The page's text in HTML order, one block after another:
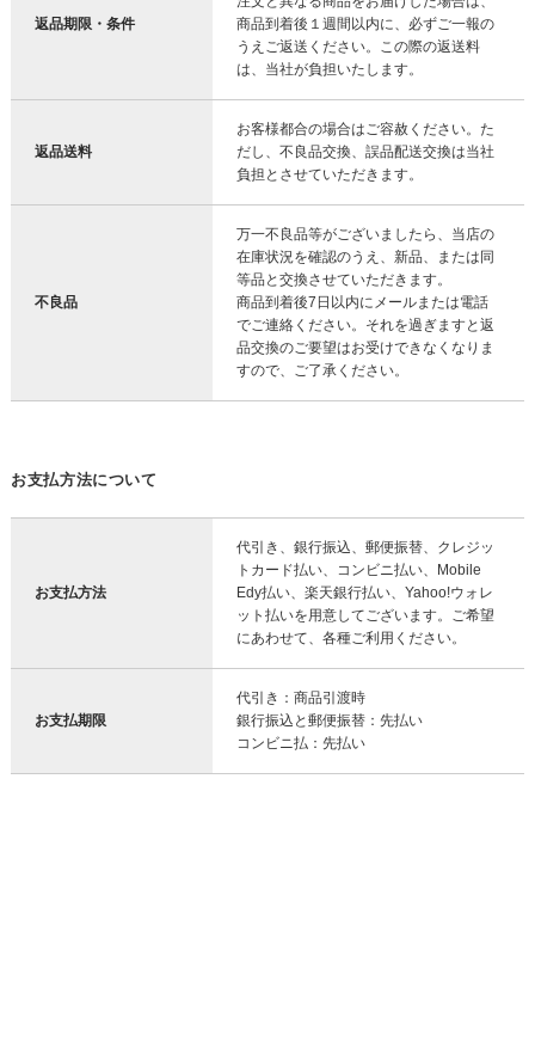
返品期限・条件
商品到着後１週間以内に、必ずご一報の
うえご返送ください。この際の返送料
は、当社が負担いたします。
返品送料
お客様都合の場合はご容赦ください。た
だし、不良品交換、誤品配送交換は当社
負担とさせていただきます。
不良品
万一不良品等がございましたら、当店の
在庫状況を確認のうえ、新品、または同
等品と交換させていただきます。
商品到着後7日以内にメールまたは電話
でご連絡ください。それを過ぎますと返
品交換のご要望はお受けできなくなりま
すので、ご了承ください。
お支払方法について
お支払方法
代引き、銀行振込、郵便振替、クレジッ
トカード払い、コンビニ払い、Mobile
Edy払い、楽天銀行払い、Yahoo!ウォレ
ット払いを用意してございます。ご希望
にあわせて、各種ご利用ください。
お支払期限
代引き：商品引渡時
銀行振込と郵便振替：先払い
コンビニ払：先払い